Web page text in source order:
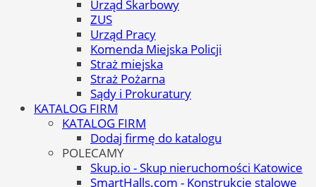
Urząd Skarbowy
ZUS
Urząd Pracy
Komenda Miejska Policji
Straż miejska
Straż Pożarna
Sądy i Prokuratury
KATALOG FIRM
KATALOG FIRM
Dodaj firmę do katalogu
POLECAMY
Skup.io - Skup nieruchomości Katowice
SmartHalls.com - Konstrukcje stalowe